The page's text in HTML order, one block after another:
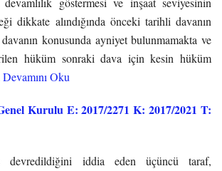
dikkate alındığında önceki tarihli davanın
konusunda ayniyet bulunmamakta ve
hüküm sonraki dava için kesin hüküm
Devamını Oku
Kurulu E: 2017/2271 K: 2017/2021 T:
devredildiğini iddia eden üçüncü taraf,